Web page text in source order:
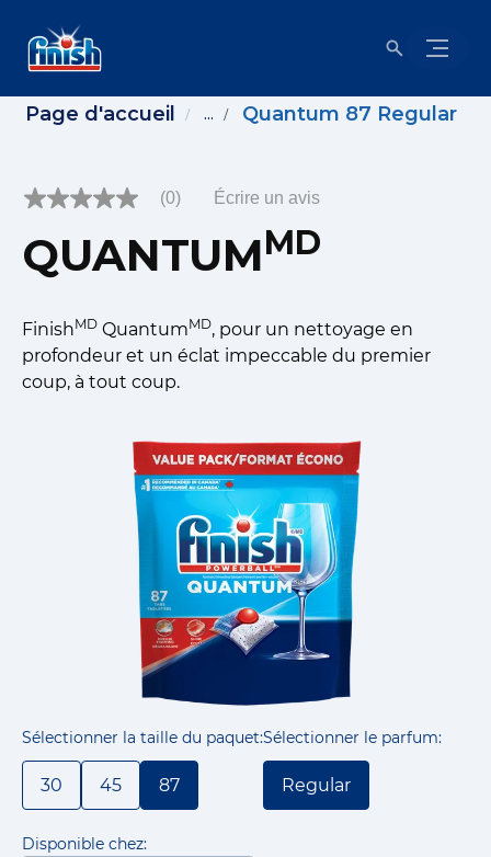
Page d'accueil ... Quantum 87 Regular
Aucune
pour
ce
produit
la
même
page.
(0) Écrire un avis
QUANTUMMD
FinishMD QuantumMD, pour un nettoyage en
profondeur et un éclat impeccable du premier
coup, à tout coup.
Sélectionner la taille du paquet:
30 45 87
Sélectionner le parfum:
Regular
Disponible chez: